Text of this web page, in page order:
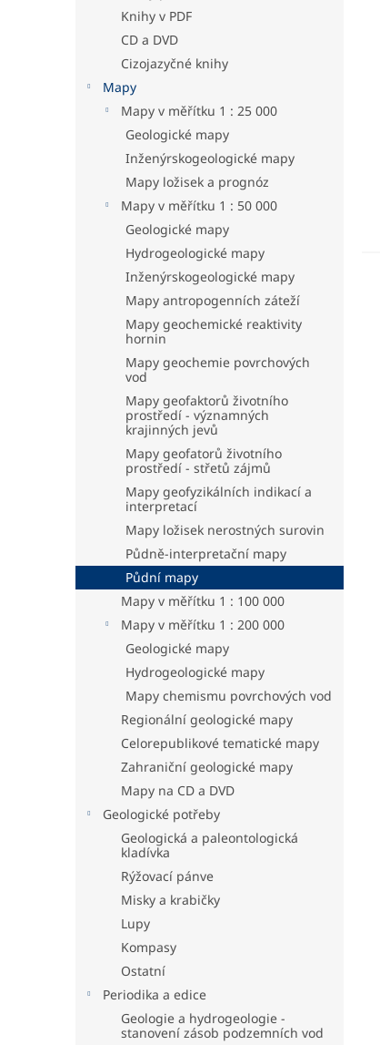
Knihy v PDF
CD a DVD
Cizojazyčné knihy
Mapy
Mapy v měřítku 1 : 25 000
Geologické mapy
Inženýrskogeologické mapy
Mapy ložisek a prognóz
Mapy v měřítku 1 : 50 000
Geologické mapy
Hydrogeologické mapy
Inženýrskogeologické mapy
Mapy antropogenních záteží
Mapy geochemické reaktivity
hornin
Mapy geochemie povrchových
vod
Mapy geofaktorů životního
prostředí - významných
krajinných jevů
Mapy geofatorů životního
prostředí - střetů zájmů
Mapy geofyzikálních indikací a
interpretací
Mapy ložisek nerostných surovin
Půdně-interpretační mapy
Půdní mapy
Mapy v měřítku 1 : 100 000
Mapy v měřítku 1 : 200 000
Geologické mapy
Hydrogeologické mapy
Mapy chemismu povrchových vod
Regionální geologické mapy
Celorepublikové tematické mapy
Zahraniční geologické mapy
Mapy na CD a DVD
Geologické potřeby
Geologická a paleontologická
kladívka
Rýžovací pánve
Misky a krabičky
Lupy
Kompasy
Ostatní
Periodika a edice
Geologie a hydrogeologie -
stanovení zásob podzemních vod